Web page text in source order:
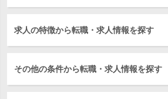
求人の特徴から転職・求人情報を探す
その他の条件から転職・求人情報を探す